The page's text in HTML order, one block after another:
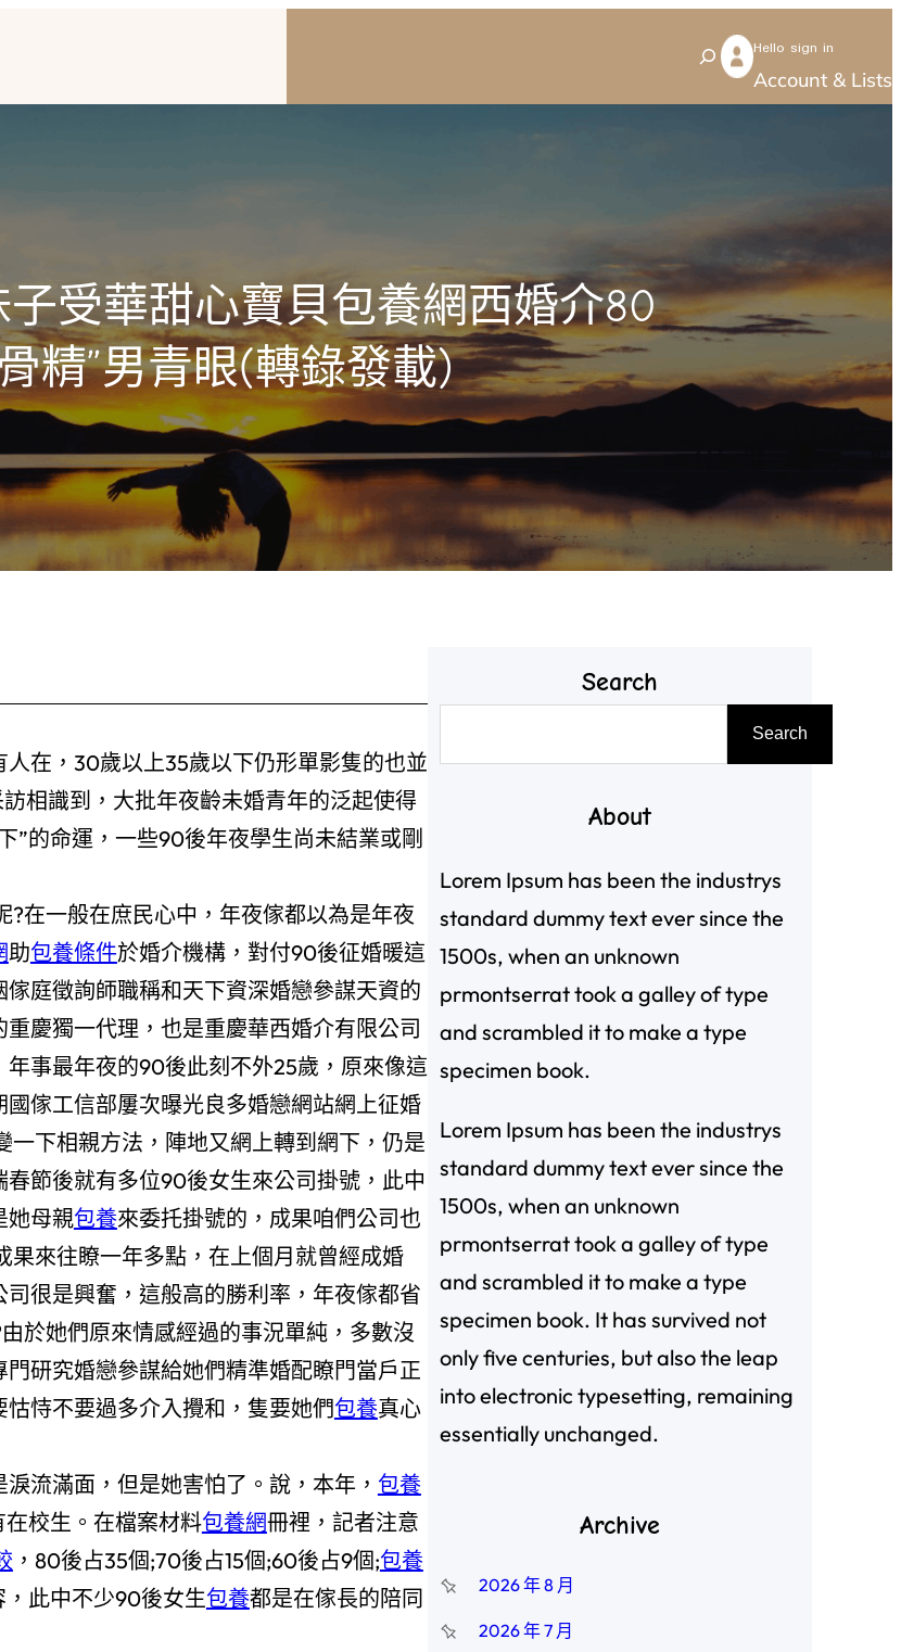
S
e
Hello sign in
Account & Lists
受華甜心寶貝包養網西婚介80
精”男青眼(轉錄發載)
在，30歲以上35歲以下仍形單影隻的也並
相識到，大批年夜齡未婚青年的泛起使得
”的命運，一些90後年夜學生尚未結業或剛
一般在庶民心中，年夜傢都以為是年夜
助包養條件於婚介機構，對付90後征婚暖這
庭徵詢師職稱和天下資深婚戀參謀天資的
慶獨一代理，也是重慶華西婚介有限公司
事最年夜的90後此刻不外25歲，原來像這
傢工信部屢次曝光良多婚戀網站網上征婚
下相親方法，陣地又網上轉到網下，仍是
節後就有多位90後女生來公司掛號，此中
她母親包養來委托掛號的，成果咱們公司也
來往瞭一年多點，在上個月就曾經成婚
很是興奮，這般高的勝利率，年夜傢都省
於她們原來情感經過的事況單純，多數沒
研究婚戀參謀給她們精準婚配瞭門當戶正
恃不要過多介入攪和，隻要她們包養真心
滿面，但是她害怕了。說，本年， 包養
校生。在檔案材料包養網冊裡，記者注意
，80後占35個;70後占15個;60後占9個;包養
，此中不少90後女生包養都是在傢長的陪同
Search
尋
Search
About
Lorem Ipsum has been the industrys
standard dummy text ever since the
1500s, when an unknown
prmontserrat took a galley of type
and scrambled it to make a type
specimen book.
Lorem Ipsum has been the industrys
standard dummy text ever since the
1500s, when an unknown
prmontserrat took a galley of type
and scrambled it to make a type
specimen book. It has survived not
only five centuries, but also the leap
into electronic typesetting, remaining
essentially unchanged.
Archive
2026 年 8 月
2026 年 7 月